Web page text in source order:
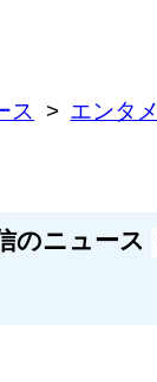
ス エンタメ
のニュース